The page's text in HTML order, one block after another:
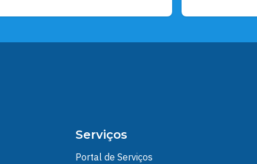
Serviços
Portal de Serviços